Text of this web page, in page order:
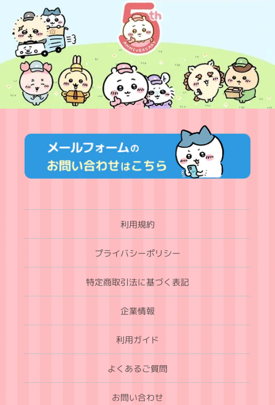
利用規約
プライバシーポリシー
特定商取引法に基づく表記
企業情報
利用ガイド
よくあるご質問
お問い合わせ